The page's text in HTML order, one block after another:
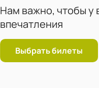
Нам важно, чтобы у
впечатления
Выбрать билеты